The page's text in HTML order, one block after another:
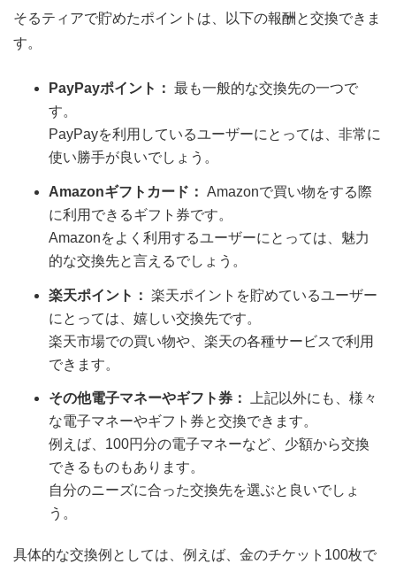
そるティアで貯めたポイントは、以下の報酬と交換できま
す。
PayPayポイント： 最も一般的な交換先の一つで
す。
PayPayを利用しているユーザーにとっては、非常に
使い勝手が良いでしょう。
Amazonギフトカード： Amazonで買い物をする際
に利用できるギフト券です。
Amazonをよく利用するユーザーにとっては、魅力
的な交換先と言えるでしょう。
楽天ポイント： 楽天ポイントを貯めているユーザー
にとっては、嬉しい交換先です。
楽天市場での買い物や、楽天の各種サービスで利用
できます。
その他電子マネーやギフト券： 上記以外にも、様々
な電子マネーやギフト券と交換できます。
例えば、100円分の電子マネーなど、少額から交換
できるものもあります。
自分のニーズに合った交換先を選ぶと良いでしょ
う。
具体的な交換例としては、例えば、金のチケット100枚で